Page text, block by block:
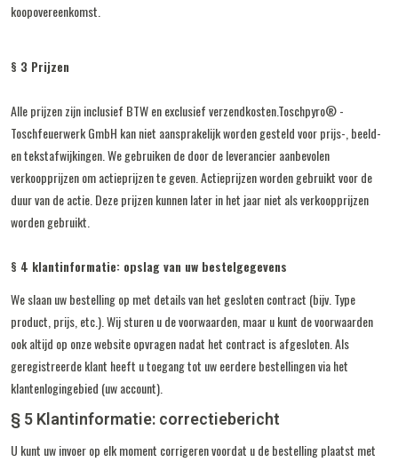
koopovereenkomst.
§ 3 Prijzen
Alle prijzen zijn inclusief BTW en exclusief verzendkosten.Toschpyro® -
Toschfeuerwerk GmbH kan niet aansprakelijk worden gesteld voor prijs-, beeld-
en tekstafwijkingen. We gebruiken de door de leverancier aanbevolen
verkoopprijzen om actieprijzen te geven. Actieprijzen worden gebruikt voor de
duur van de actie. Deze prijzen kunnen later in het jaar niet als verkoopprijzen
worden gebruikt.
§ 4 klantinformatie: opslag van uw bestelgegevens
We slaan uw bestelling op met details van het gesloten contract (bijv. Type
product, prijs, etc.). Wij sturen u de voorwaarden, maar u kunt de voorwaarden
ook altijd op onze website opvragen nadat het contract is afgesloten. Als
geregistreerde klant heeft u toegang tot uw eerdere bestellingen via het
klantenlogingebied (uw account).
§ 5 Klantinformatie: correctiebericht
U kunt uw invoer op elk moment corrigeren voordat u de bestelling plaatst met